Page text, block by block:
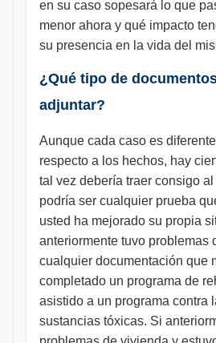
en su caso sopesará lo que
menor ahora y qué impacto
su presencia en la vida del
¿Qué tipo de
adjuntar?
Aunque cada caso es
respecto a los hechos, hay
tal vez debería traer consigo
podría ser cualquier prueba
usted ha mejorado su propia
anteriormente tuvo problemas
cualquier documentación que
completado un programa de
asistido a un programa contra
sustancias tóxicas. Si